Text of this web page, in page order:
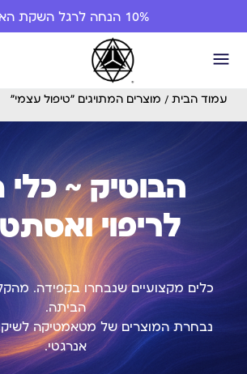
10% הנחה לרגל השקת האתר
עמוד הבית / מוצרים המתויגים “טיפול עצמי”
הבוטיק ~
לריפוי
כלים מקצועיים שנבחרו בקפידה.
הביתה.
נבחרת המוצרים של מטאמטיקה
אנרגטי.